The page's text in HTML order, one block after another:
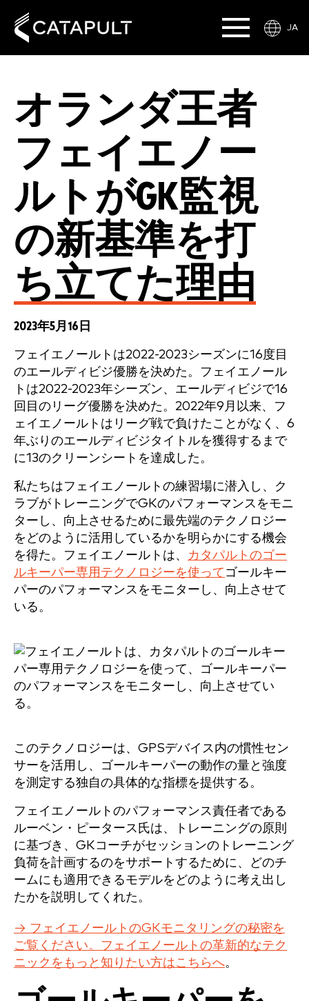
JA
オランダ王者
フェイエノー
ルトがGK監視
の新基準を打
ち立てた理由
2023年5月16日
フェイエノールトは2022-2023シーズンに16度目
のエールディビジ優勝を決めた。フェイエノール
トは2022-2023年シーズン、エールディビジで16
回目のリーグ優勝を決めた。2022年9月以来、フ
ェイエノールトはリーグ戦で負けたことがなく、6
年ぶりのエールディビジタイトルを獲得するまで
に13のクリーンシートを達成した。
私たちはフェイエノールトの練習場に潜入し、ク
ラブがトレーニングでGKのパフォーマンスをモニ
ターし、向上させるために最先端のテクノロジー
をどのように活用しているかを明らかにする機会
を得た。フェイエノールトは、
カタパルトのゴー
ルキーパー専用テクノロジーを使って ゴールキー
パーのパフォーマンスをモニターし、向上させて
いる。
このテクノロジーは、GPSデバイス内の慣性セン
サーを活用し、ゴールキーパーの動作の量と強度
を測定する独自の具体的な指標を提供する。
フェイエノールトのパフォーマンス責任者である
ルーベン・ピータース氏は、トレーニングの原則
に基づき、GKコーチがセッションのトレーニング
負荷を計画するのをサポートするために、どのチ
ームにも適用できるモデルをどのように考え出し
たかを説明してくれた。
→ フェイエノールトのGKモニタリングの秘密を
ご覧ください。フェイエノールトの革新的なテク
ニックをもっと知りたい方はこちらへ。